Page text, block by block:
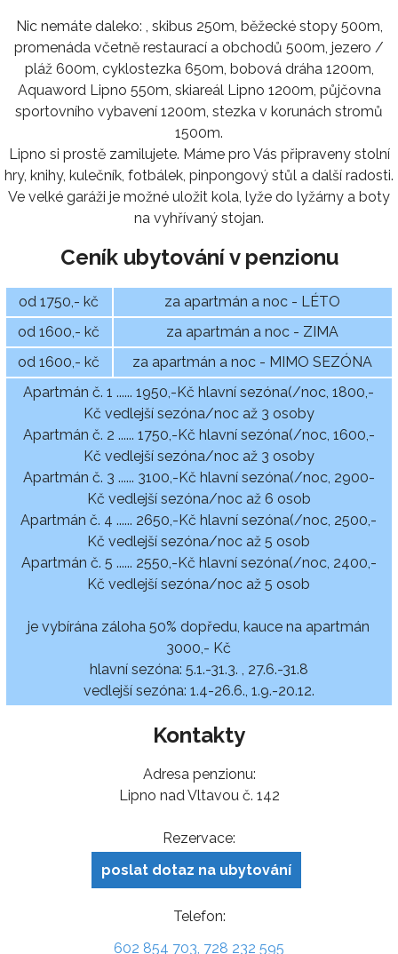
Nic nemáte daleko: , skibus 250m, běžecké stopy 500m,
promenáda včetně restaurací a obchodů 500m, jezero /
pláž 600m, cyklostezka 650m, bobová dráha 1200m,
Aquaword Lipno 550m, skiareál Lipno 1200m, půjčovna
sportovního vybavení 1200m, stezka v korunách stromů
1500m.
Lipno si prostě zamilujete. Máme pro Vás připraveny stolní
hry, knihy, kulečník, fotbálek, pinpongový stůl a další radosti.
Ve velké garáži je možné uložit kola, lyže do lyžárny a boty
na vyhřívaný stojan.
Ceník ubytování v penzionu
od 1750,- kč
za apartmán a noc - LÉTO
od 1600,- kč
za apartmán a noc - ZIMA
od 1600,- kč
za apartmán a noc - MIMO SEZÓNA
Apartmán č. 1 ...... 1950,-Kč hlavní sezóna(/noc, 1800,-
Kč vedlejší sezóna/noc až 3 osoby
Apartmán č. 2 ...... 1750,-Kč hlavní sezóna(/noc, 1600,-
Kč vedlejší sezóna/noc až 3 osoby
Apartmán č. 3 ...... 3100,-Kč hlavní sezóna(/noc, 2900-
Kč vedlejší sezóna/noc až 6 osob
Apartmán č. 4 ...... 2650,-Kč hlavní sezóna(/noc, 2500,-
Kč vedlejší sezóna/noc až 5 osob
Apartmán č. 5 ...... 2550,-Kč hlavní sezóna(/noc, 2400,-
Kč vedlejší sezóna/noc až 5 osob
je vybírána záloha 50% dopředu, kauce na apartmán
3000,- Kč
hlavní sezóna: 5.1.-31.3. , 27.6.-31.8
vedlejší sezóna: 1.4-26.6., 1.9.-20.12.
Kontakty
Adresa penzionu:
Lipno nad Vltavou č. 142
Rezervace:
poslat dotaz na ubytování
Telefon:
602 854 703, 728 232 595